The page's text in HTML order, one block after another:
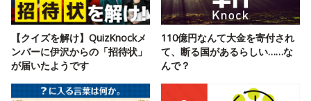
【クイズを解け】QuizKnockメ
ンバーに伊沢からの「招待状」
が届いたようです
110億円なんて大金を寄付され
て、断る国があるらしい……な
んで？